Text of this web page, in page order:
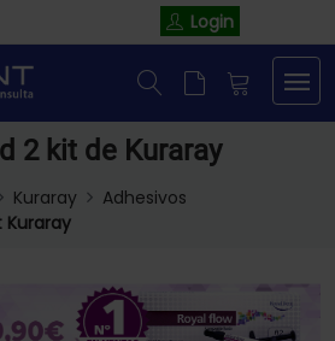
Login
2 kit de Kuraray
Kuraray
Adhesivos
Kuraray